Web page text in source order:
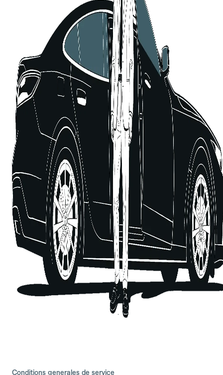
Conditions generales de service